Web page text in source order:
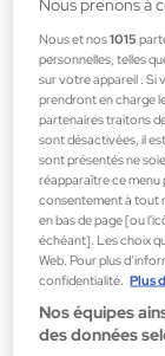
Paris Corner
Qissa
Parfums unisexes
29,95 €
Nous et nos1015
personnelles, telles
sur votre appareil . Si
prendront en charge
partenaires traitons
sont désactivées, il
sont présentés ne
réapparaître ce
consentement à tout
en bas de page [ou
échéant]. Les choix
Web. Pour plus
confidentialité. Plus
Nos équipes
des données